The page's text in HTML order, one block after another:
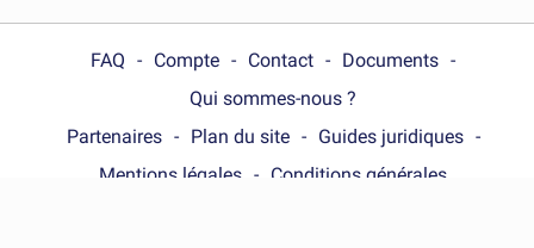
FAQ Compte Contact
Documents
Qui sommes-nous ?
Partenaires
Plan du site
Guides juridiques
Mentions légales
Conditions générales